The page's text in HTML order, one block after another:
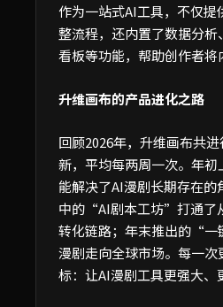
作为一站式AI工具，不仅
整流程，还内置了数据分析
看板等功能，帮助创作者将
升维画布的产品进化之路
回顾2026年，升维画布共
新，平均每两周一次。年
能解决了AI漫剧长期存在
中的“AI剧本工坊”打通了
转化链路；年末推出的“一
漫剧走向全球市场。每一次
标：让AI漫剧工具更强大、